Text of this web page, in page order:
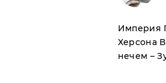
Империя
Херсона
нечем –